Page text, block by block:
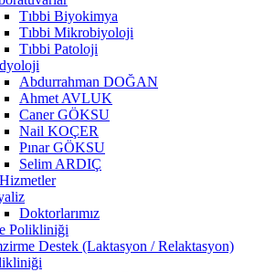
Tıbbi Biyokimya
Tıbbi Mikrobiyoloji
Tıbbi Patoloji
Abdurrahman DOĞAN
Ahmet AVLUK
Caner GÖKSU
Nail KOÇER
Pınar GÖKSU
Selim ARDIÇ
Doktorlarımız
Polikliniği
Destek (Laktasyon / Relaktasyon)